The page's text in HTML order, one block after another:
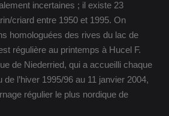
incertaines ; il existe 23
criard entre 1950 et 1995. On
homologuées des rives du lac de
régulière au printemps à Hucel F.
de Niederried, qui a accueilli chaque
l’hiver 1995/96 au 11 janvier 2004,
régulier le plus nordique de